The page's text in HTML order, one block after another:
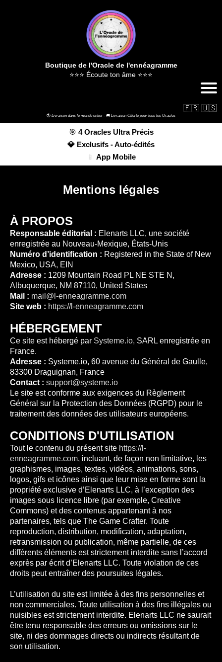
Boutique de l'Oracle de l'ennéagramme
⭐⭐⭐ Écoute ton âme ⭐⭐⭐
🇫🇷 🇺🇸
🌎 Livraison dans le monde entier - 🚚 Livraison Offerte pour tous les Oracles
🎯 4 Oracles Ultra Précis
💎 Exclusifs - Auto-édités
📱 App Mobile
Mentions légales
À PROPOS
Responsable éditorial : Elenarts LLC, une société
enregistrée au Nouveau-Mexique, États-Unis
Numéro d’identification : Registered in the State of New
Mexico, USA, EIN
Adresse : 1209 Mountain Road PL NE STE N,
Albuquerque, NM 87110, United States
Mail : mail@l-enneagramme.com
Site web : https://l-enneagramme.com
HÉBERGEMENT
Ce site est hébergé par Systeme.io, SARL enregistrée en
France.
Adresse : Systeme.io, 60 avenue du Général de Gaulle,
83300 Draguignan, France
Contact : support@systeme.io
Le site est conforme aux exigences du Règlement
Général sur la Protection des Données (RGPD) pour le
traitement des données des utilisateurs européens.
CONDITIONS D'UTILISATION
Tout le contenu du présent site https://l-
enneagramme.com, incluant, de façon non limitative, les
graphismes, images, textes, vidéos, animations, sons,
logos, gifs et icônes ainsi que leur mise en forme sont la
propriété exclusive d’Elenarts LLC, à l’exception des
images sous licence libre (par exemple, Creative
Commons) et des contenus appartenant à nos
partenaires, tels que The Game Crafter. Toute
reproduction, distribution, modification, adaptation,
retransmission ou publication, même partielle, de ces
différents éléments est strictement interdite sans l’accord
exprès par écrit d’Elenarts LLC. Toute violation de ces
droits peut entraîner des poursuites légales.
L’utilisation du site est limitée à des fins personnelles et
non commerciales. Toute utilisation à des fins illégales ou
nuisibles est strictement interdite. Elenarts LLC ne saurait
être tenu responsable des erreurs ou omissions sur le
site, ni des dommages directs ou indirects résultant de
son utilisation.